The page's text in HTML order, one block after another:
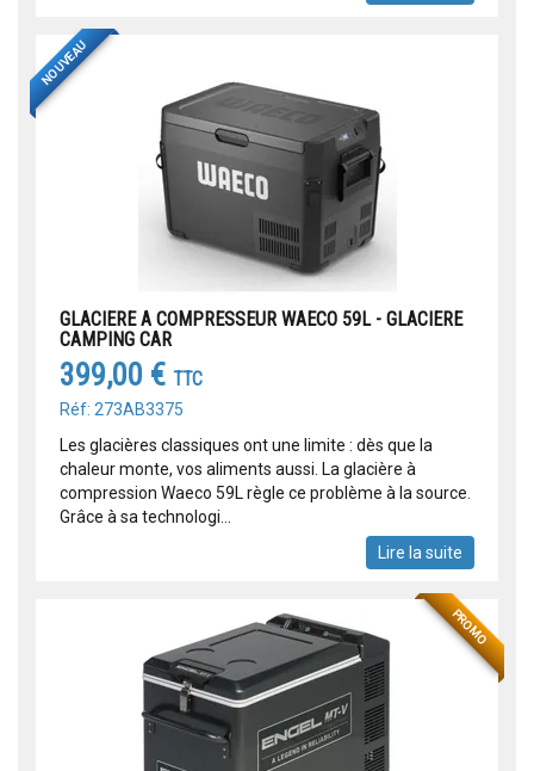
NOUVEAU
GLACIERE A COMPRESSEUR WAECO 59L - GLACIERE
CAMPING CAR
399,00 € TTC
Réf: 273AB3375
Les glacières classiques ont une limite : dès que la
chaleur monte, vos aliments aussi. La glacière à
compression Waeco 59L règle ce problème à la source.
Grâce à sa technologi...
Lire la suite
PROMO